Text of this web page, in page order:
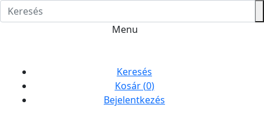
Menu
Keresés
Kosár (0)
Bejelentkezés